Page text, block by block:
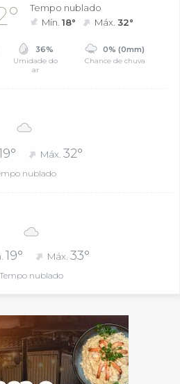
Tempo nublado
Mín.18° Máx.32°
36%
Umidade do
ar
0% (0mm)
Chance de chuva
Máx. 32°
nublado
19° Máx. 33°
Tempo nublado